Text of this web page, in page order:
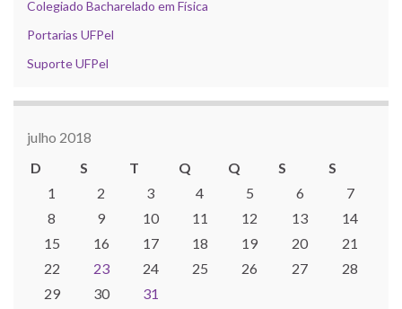
Colegiado Bacharelado em Física
Portarias UFPel
Suporte UFPel
julho 2018
D
S T Q Q S
S
1
2 3 4 5 6
7
8
9 10 11 12 13
14
15
16 17 18 19 20
21
22
23 24 25 26 27
28
29
30
31